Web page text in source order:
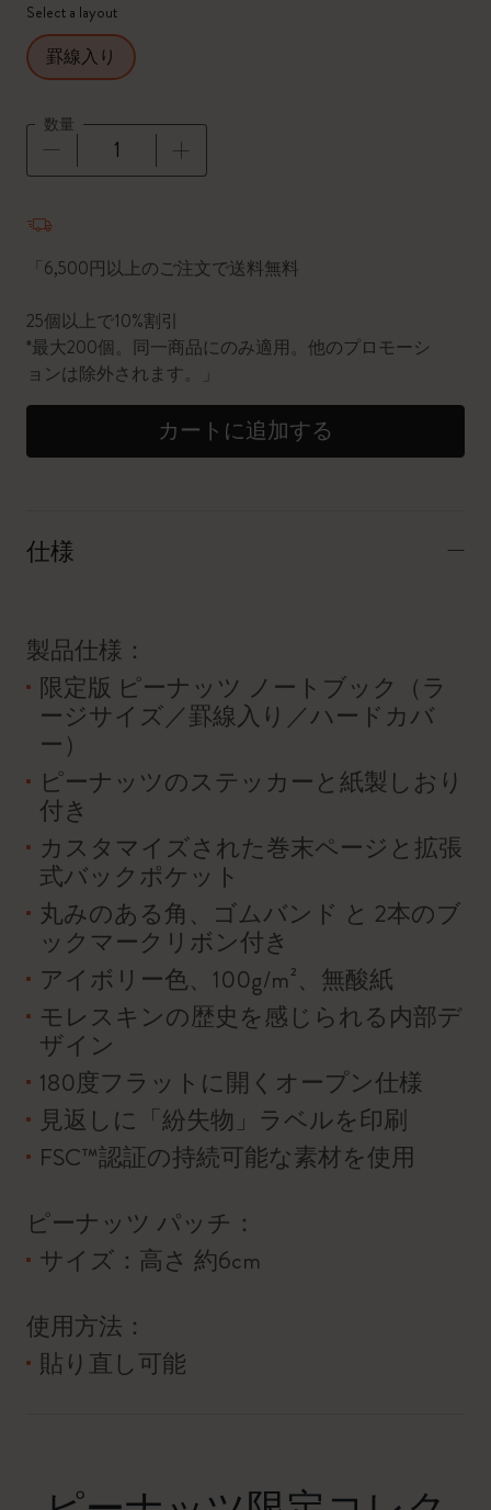
Select a layout
罫線入り
数量
「6,500円以上のご注文で送料無料
25個以上で10%割引
*最大200個。同一商品にのみ適用。他のプロモーシ
ョンは除外されます。」
カートに追加する
仕様
製品仕様：
限定版 ピーナッツ ノートブック（ラ
ージサイズ／罫線入り／ハードカバ
ー）
ピーナッツのステッカーと紙製しおり
付き
カスタマイズされた巻末ページと拡張
式バックポケット
丸みのある角、ゴムバンド と 2本のブ
ックマークリボン付き
アイボリー色、100g/m²、無酸紙
モレスキンの歴史を感じられる内部デ
ザイン
180度フラットに開くオープン仕様
見返しに「紛失物」ラベルを印刷
FSC™認証の持続可能な素材を使用
ピーナッツ パッチ：
サイズ：高さ 約6cm
使用方法：
貼り直し可能